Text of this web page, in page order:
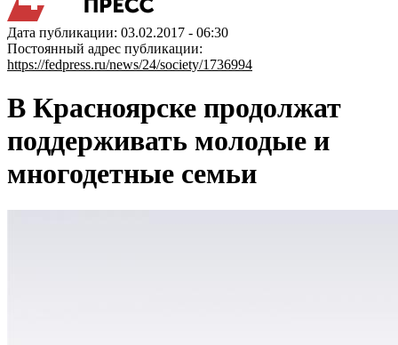
Дата публикации: 03.02.2017 - 06:30
Постоянный адрес публикации:
https://fedpress.ru/news/24/society/1736994
В Красноярске продолжат
поддерживать молодые и
многодетные семьи